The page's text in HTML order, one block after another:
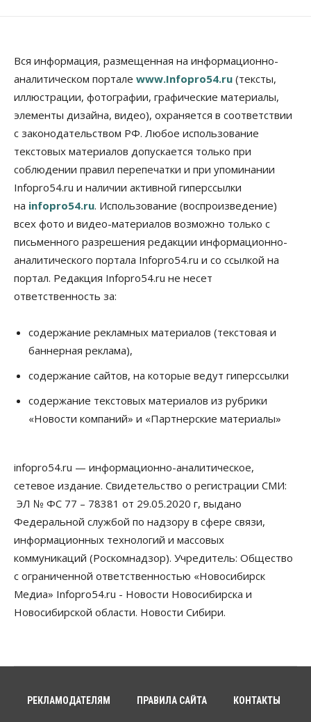
«бронировать» со школы
Авто Общество
Не катастрофа, а стресс-тест: эксперт
новосибирской сети СТО пояснил кому можно
заливать бензин Евро‑2
09 Августа 2026, 10:00
Бизнес
Работодатели Новосибирска заявили в центры
занятости почти 32 тысячи вакансий
09 Августа 2026, 09:00
Общество
Спрос на машино-места в
Новосибирской области вырос в полтора раза
К современному юридическому образованию в
России возникает много вопросов
08 Августа 2026, 17:00
Новосибирские вузы опубликовали
приказы о зачислении на бюджетные места
08 Августа 2026, 16:00
Искусственный интеллект впервые выписал
штраф за борщевик
08 Августа 2026, 15:00
Авто
Продажи подержанных электромобилей в
Новосибирской области растут второй месяц
08 Августа 2026, 13:00
Бизнес Общество
Детские центры Новосибирска
перегибают с «педагогикой успеха», считает
обратился в правительство РФ из-за атак на WB
08 Августа 2026, 10:00
Вся информация, размещенная на информационно-
аналитическом портале www.Infopro54.ru (тексты,
иллюстрации, фотографии, графические материалы,
элементы дизайна, видео), охраняется в соответствии
с законодательством РФ. Любое использование
текстовых материалов допускается только при
соблюдении правил перепечатки и при упоминании
Infopro54.ru и наличии активной гиперссылки
на infopro54.ru. Использование (воспроизведение)
всех фото и видео-материалов возможно только с
письменного разрешения редакции информационно-
аналитического портала Infopro54.ru и со ссылкой на
портал. Редакция Infopro54.ru не несет
ответственность за:
содержание рекламных материалов (текстовая и
баннерная реклама),
содержание сайтов, на которые ведут гиперссылки
содержание текстовых материалов из рубрики
«Новости компаний» и «Партнерские материалы»
infopro54.ru — информационно-аналитическое,
сетевое издание. Свидетельство о регистрации СМИ:
ЭЛ № ФС 77 – 78381 от 29.05.2020 г, выдано
Федеральной службой по надзору в сфере связи,
информационных технологий и массовых
коммуникаций (Роскомнадзор). Учредитель: Общество
с ограниченной ответственностью «Новосибирск
Медиа» Infopro54.ru - Новости Новосибирска и
Новосибирской области. Новости Сибири.
РЕКЛАМОДАТЕЛЯМ ПРАВИЛА САЙТА КОНТАКТЫ